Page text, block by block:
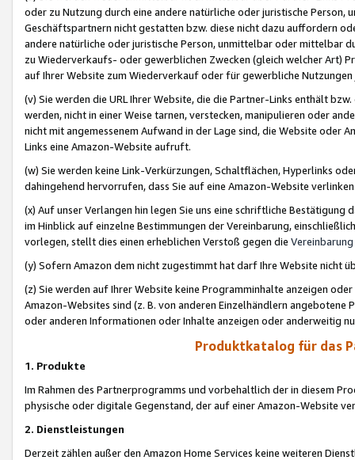
oder zu Nutzung durch eine andere natürliche oder juristische
Geschäftspartnern nicht gestatten bzw. diese nicht dazu auffordern
andere natürliche oder juristische Person, unmittelbar oder mittelbar
zu Wiederverkaufs- oder gewerblichen Zwecken (gleich welcher Art)
auf Ihrer Website zum Wiederverkauf oder für gewerbliche
(v) Sie werden die URL Ihrer Website, die die Partner-Links enthält
werden, nicht in einer Weise tarnen, verstecken, manipulieren oder
nicht mit angemessenem Aufwand in der Lage sind, die Website oder
Links eine Amazon-Website aufruft.
(w) Sie werden keine Link-Verkürzungen, Schaltflächen, Hyperlinks
dahingehend hervorrufen, dass Sie auf eine Amazon-Website
(x) Auf unser Verlangen hin legen Sie uns eine schriftliche
im Hinblick auf einzelne Bestimmungen der Vereinbarung,
vorlegen, stellt dies einen erheblichen Verstoß gegen die Vereinbarung
(y) Sofern Amazon dem nicht zugestimmt hat darf Ihre Website nicht
(z) Sie werden auf Ihrer Website keine Programminhalte anzeigen
Amazon-Websites sind (z. B. von anderen Einzelhändlern
oder anderen Informationen oder Inhalte anzeigen oder anderweitig
Produktkatalog für das
1. Produkte
Im Rahmen des Partnerprogramms und vorbehaltlich der in diesem
physische oder digitale Gegenstand, der auf einer Amazon-Website
2. Dienstleistungen
Derzeit zählen außer den Amazon Home Services keine weiteren